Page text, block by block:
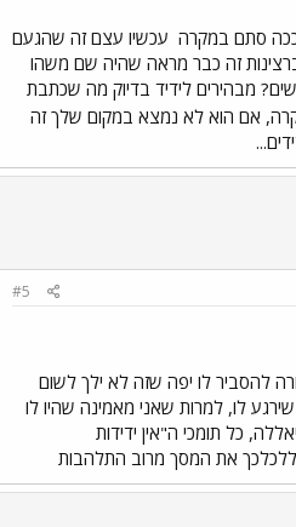
ככה סתם במקרה עכשיו עצם זה שהגעם
זה כבר מראה שהיה שם משהו
מבהירים לידיד בדיוק מה שכתבת
אם הוא לא נמצא במקום שלך זה
#5
להסביר לו יפה שזה לא ילך לשום
לו, למרות שאני מאמינה שהיו לו
כל תומכי ה"אין ידידות
ללכלכך את המסך מרוב התלהבות